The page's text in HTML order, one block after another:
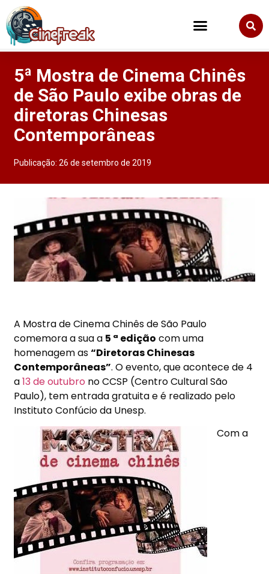
5ª Mostra de Cinema Chinês
de São Paulo exibe obras de
diretoras Chinesas
Contemporâneas
Publicação:26 de setembro de 2019
A Mostra de Cinema Chinês de São Paulo
comemora a sua a 5 ª edição com uma
homenagem as“Diretoras Chinesas
Contemporâneas”. O evento, que acontece de 4
a13 de outubro no CCSP (Centro Cultural São
Paulo), tem entrada gratuita e é realizado pelo
Instituto Confúcio da Unesp.
Com a